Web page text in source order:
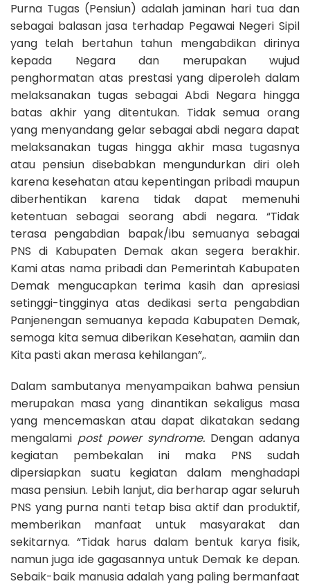
Purna Tugas (Pensiun) adalah jaminan hari tua dan
sebagai balasan jasa terhadap Pegawai Negeri Sipil
yang telah bertahun tahun mengabdikan dirinya
kepada Negara dan merupakan wujud
penghormatan atas prestasi yang diperoleh dalam
melaksanakan tugas sebagai Abdi Negara hingga
batas akhir yang ditentukan. Tidak semua orang
yang menyandang gelar sebagai abdi negara dapat
melaksanakan tugas hingga akhir masa tugasnya
atau pensiun disebabkan mengundurkan diri oleh
karena kesehatan atau kepentingan pribadi maupun
diberhentikan karena tidak dapat memenuhi
ketentuan sebagai seorang abdi negara. “Tidak
terasa pengabdian bapak/ibu semuanya sebagai
PNS di Kabupaten Demak akan segera berakhir.
Kami atas nama pribadi dan Pemerintah Kabupaten
Demak mengucapkan terima kasih dan apresiasi
setinggi-tingginya atas dedikasi serta pengabdian
Panjenengan semuanya kepada Kabupaten Demak,
semoga kita semua diberikan Kesehatan, aamiin dan
Kita pasti akan merasa kehilangan”,.
Dalam sambutanya menyampaikan bahwa pensiun
merupakan masa yang dinantikan sekaligus masa
yang mencemaskan atau dapat dikatakan sedang
mengalami post power syndrome. Dengan adanya
kegiatan pembekalan ini maka PNS sudah
dipersiapkan suatu kegiatan dalam menghadapi
masa pensiun. Lebih lanjut, dia berharap agar seluruh
PNS yang purna nanti tetap bisa aktif dan produktif,
memberikan manfaat untuk masyarakat dan
sekitarnya. “Tidak harus dalam bentuk karya fisik,
namun juga ide gagasannya untuk Demak ke depan.
Sebaik-baik manusia adalah yang paling bermanfaat